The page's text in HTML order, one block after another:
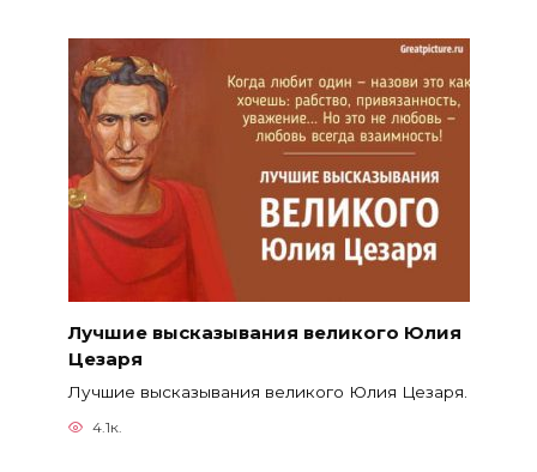
Лучшие высказывания великого Юлия
Цезаря
Лучшие высказывания великого Юлия Цезаря.
4.1к.